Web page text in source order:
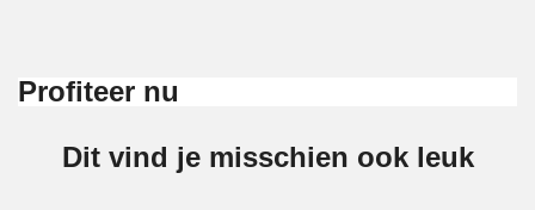
Profiteer nu
Dit vind je misschien ook leuk